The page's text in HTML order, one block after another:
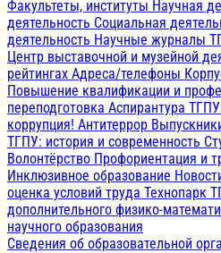
Факультеты, институты Научная
деятельность Социальная
деятельность Научные журналы
Центр выставочной и музейной
рейтингах Адреса/телефоны
Повышение квалификации и
переподготовка Аспирантура ТГПУ
коррупция! Антитеррор
ТГПУ: история и современность
Волонтёрство Профориентация и
Инклюзивное образование
оценка условий труда Технопарк
дополнительного физико-
научного образования
Сведения об образовательной